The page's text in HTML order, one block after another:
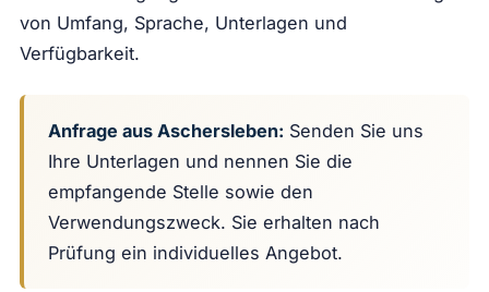
von Umfang, Sprache, Unterlagen und
Verfügbarkeit.
Anfrage aus Aschersleben: Senden Sie uns
Ihre Unterlagen und nennen Sie die
empfangende Stelle sowie den
Verwendungszweck. Sie erhalten nach
Prüfung ein individuelles Angebot.